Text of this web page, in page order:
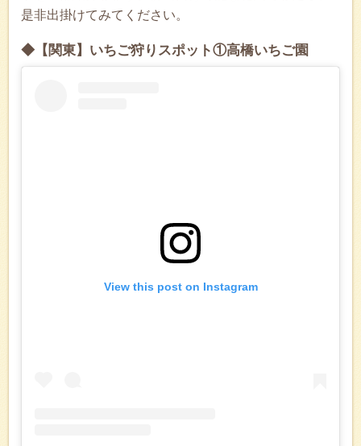
是非出掛けてみてください。
◆【関東】いちご狩りスポット①高橋いちご園
View this post on Instagram